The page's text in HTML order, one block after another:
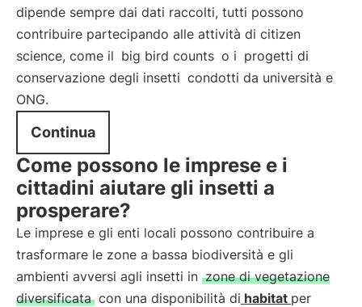
dipende sempre dai dati raccolti, tutti possono
contribuire partecipando alle attività di citizen
science, come il big bird counts o i progetti di
conservazione degli insetti condotti da università e
ONG.
Continua
Come possono le imprese e i
cittadini aiutare gli insetti a
prosperare?
Le imprese e gli enti locali possono contribuire a
trasformare le zone a bassa biodiversità e gli
ambienti avversi agli insetti in zone di vegetazione
diversificata con una disponibilità di habitat per